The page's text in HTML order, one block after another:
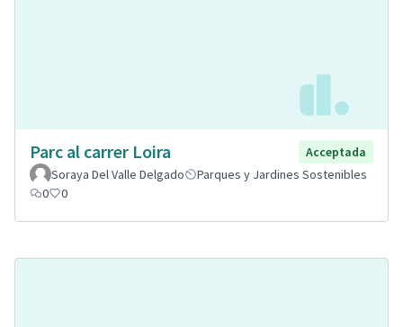
Parc al carrer Loira
Acceptada
Soraya Del Valle Delgado
Parques y Jardines Sostenibles
0
0